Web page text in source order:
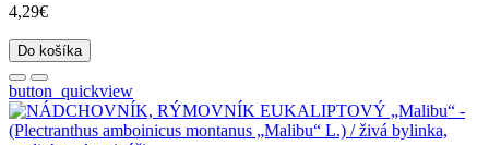
4,29€
Do košíka
button_quickview